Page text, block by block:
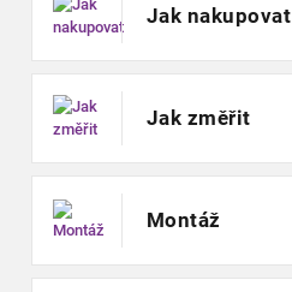
Jak nakupovat
Jak změřit
Montáž